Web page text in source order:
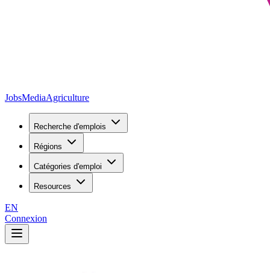
JobsMediaAgriculture
Recherche d'emplois
Régions
Catégories d'emploi
Resources
EN
Connexion